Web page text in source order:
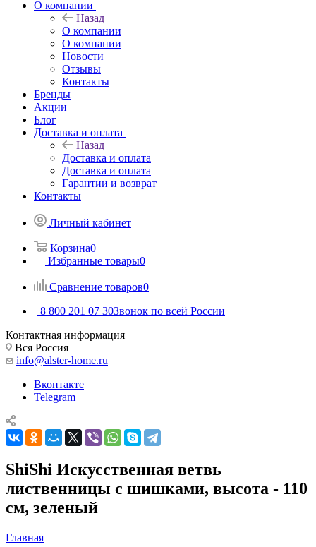
О компании
Назад
О компании
О компании
Новости
Отзывы
Контакты
Бренды
Акции
Блог
Доставка и оплата
Назад
Доставка и оплата
Доставка и оплата
Гарантии и возврат
Контакты
Личный кабинет
Корзина0
Избранные товары0
Сравнение товаров0
8 800 201 07 30Звонок по всей России
Контактная информация
Вся Россия
info@alster-home.ru
Вконтакте
Telegram
ShiShi Искусственная ветвь
лиственницы с шишками, высота - 110
см, зеленый
Главная